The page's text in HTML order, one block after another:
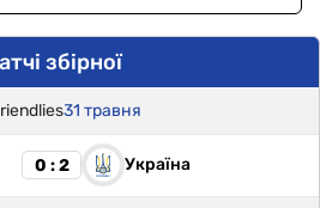
збірної
31 травня
0 : 2 Україна